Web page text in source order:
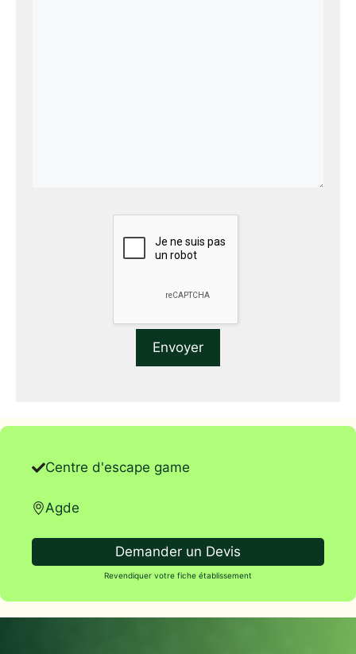
Centre d'escape game
Agde
Demander un Devis
Revendiquer votre fiche établissement